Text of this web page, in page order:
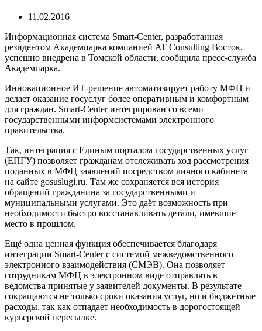
11.02.2016
Информационная система Smart-Center, разработанная
резидентом Академпарка компанией AT Consulting Восток,
успешно внедрена в Томской области, сообщила пресс-служба
Академпарка.
Инновационное ИТ-решение автоматизирует работу МФЦ и
делает оказание госуслуг более оперативным и комфортным
для граждан. Smart-Center интегрирован со всеми
государственными информсистемами электронного
правительства.
Так, интеграция c Единым порталом государственных услуг
(ЕПГУ) позволяет гражданам отслеживать ход рассмотрения
поданных в МФЦ заявлений посредством личного кабинета
на сайте gosuslugi.ru. Там же сохраняется вся история
обращений гражданина за государственными и
муниципальными услугами. Это даёт возможность при
необходимости быстро восстанавливать детали, имевшие
место в прошлом.
Ещё одна ценная функция обеспечивается благодаря
интеграции Smart-Center c системой межведомственного
электронного взаимодействия (СМЭВ). Она позволяет
сотрудникам МФЦ в электронном виде отправлять в
ведомства принятые у заявителей документы. В результате
сокращаются не только сроки оказания услуг, но и бюджетные
расходы, так как отпадает необходимость в дорогостоящей
курьерской пересылке.